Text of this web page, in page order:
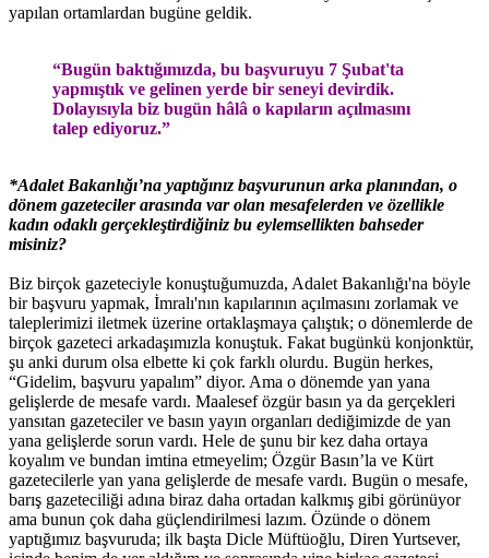
yapılan ortamlardan bugüne geldik.
“Bugün baktığımızda, bu başvuruyu 7 Şubat'ta
yapmıştık ve gelinen yerde bir seneyi devirdik.
Dolayısıyla biz bugün hâlâ o kapıların açılmasını
talep ediyoruz.”
*Adalet Bakanlığı’na yaptığınız başvurunun arka planından, o
dönem gazeteciler arasında var olan mesafelerden ve özellikle
kadın odaklı gerçekleştirdiğiniz bu eylemsellikten bahseder
misiniz?
Biz birçok gazeteciyle konuştuğumuzda, Adalet Bakanlığı'na böyle
bir başvuru yapmak, İmralı'nın kapılarının açılmasını zorlamak ve
taleplerimizi iletmek üzerine ortaklaşmaya çalıştık; o dönemlerde de
birçok gazeteci arkadaşımızla konuştuk. Fakat bugünkü konjonktür,
şu anki durum olsa elbette ki çok farklı olurdu. Bugün herkes,
“Gidelim, başvuru yapalım” diyor. Ama o dönemde yan yana
gelişlerde de mesafe vardı. Maalesef özgür basın ya da gerçekleri
yansıtan gazeteciler ve basın yayın organları dediğimizde de yan
yana gelişlerde sorun vardı. Hele de şunu bir kez daha ortaya
koyalım ve bundan imtina etmeyelim; Özgür Basın’la ve Kürt
gazetecilerle yan yana gelişlerde de mesafe vardı. Bugün o mesafe,
barış gazeteciliği adına biraz daha ortadan kalkmış gibi görünüyor
ama bunun çok daha güçlendirilmesi lazım. Özünde o dönem
yaptığımız başvuruda; ilk başta Dicle Müftüoğlu, Diren Yurtsever,